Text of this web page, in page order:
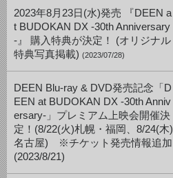
2023年8月23日(水)発売 『DEEN a
t BUDOKAN DX -30th Anniversary
-』 購入特典が決定！ (オリジナル
特典写真掲載) (2023/07/28)
DEEN Blu-ray & DVD発売記念「D
EEN at BUDOKAN DX -30th Anniv
ersary-」プレミアム上映会開催決
定！(8/22(火)札幌・福岡、8/24(木)
名古屋) ※チケット発売情報追加
(2023/8/21)